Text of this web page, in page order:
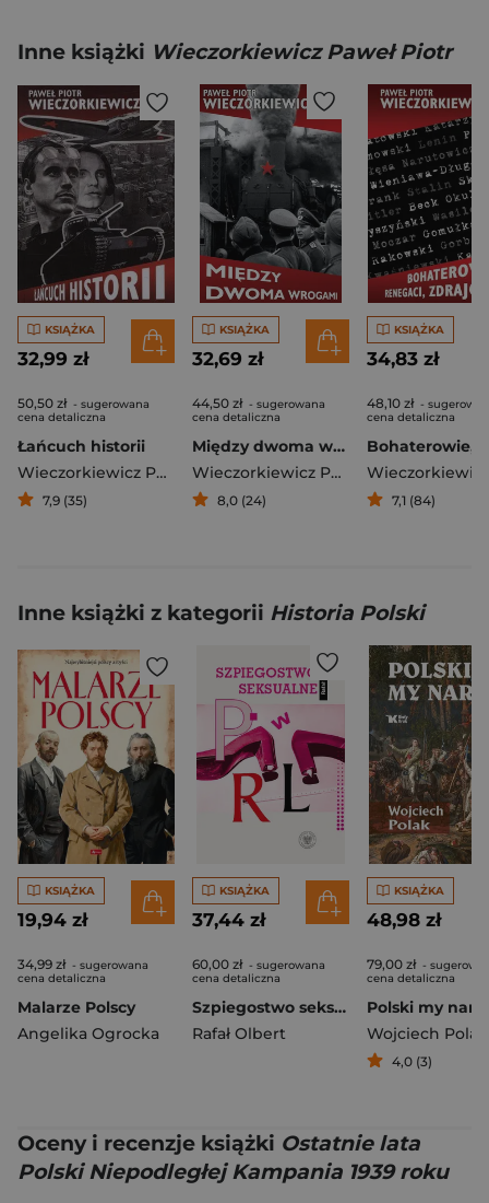
Inne książki Wieczorkiewicz Paweł Piotr
KSIĄŻKA
32,99 zł
50,50 zł - sugerowana
cena detaliczna
Łańcuch historii
Wieczorkiewicz Paweł Piotr
7,9 (35)
KSIĄŻKA
32,69 zł
44,50 zł - sugerowana
cena detaliczna
Między dwoma wrogami Studia i publicystyka
Wieczorkiewicz Paweł Piotr
8,0 (24)
KSIĄŻKA
34,83 zł
48,10 zł -
cena detaliczna
7,1 (84)
Inne książki z kategorii Historia Polski
KSIĄŻKA
19,94 zł
34,99 zł - sugerowana
cena detaliczna
Malarze Polscy
Angelika Ogrocka
KSIĄŻKA
37,44 zł
60,00 zł - sugerowana
cena detaliczna
Szpiegostwo seksualne w PRL. Wykorzystywanie materiałów kompromitujących do prób werbunku dyplomatów zagranicznych przez SB
Rafał Olbert
KSIĄŻKA
48,98 zł
79,00 zł -
cena detaliczna
Polski my
Wojciech Polak
4,0 (3)
Oceny i recenzje książki Ostatnie lata
Polski Niepodległej Kampania 1939 roku